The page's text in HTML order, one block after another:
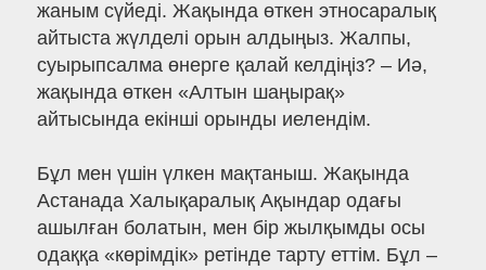
жаным сүйеді. Жақында өткен этносаралық
айтыста жүлделі орын алдыңыз. Жалпы,
суырыпсалма өнерге қалай келдіңіз? – Иә,
жақында өткен «Алтын шаңырақ»
айтысында екінші орынды иелендім.
Бұл мен үшін үлкен мақтаныш. Жақында
Астанада Халықаралық Ақындар одағы
ашылған болатын, мен бір жылқымды осы
одаққа «көрімдік» ретінде тарту еттім. Бұл –